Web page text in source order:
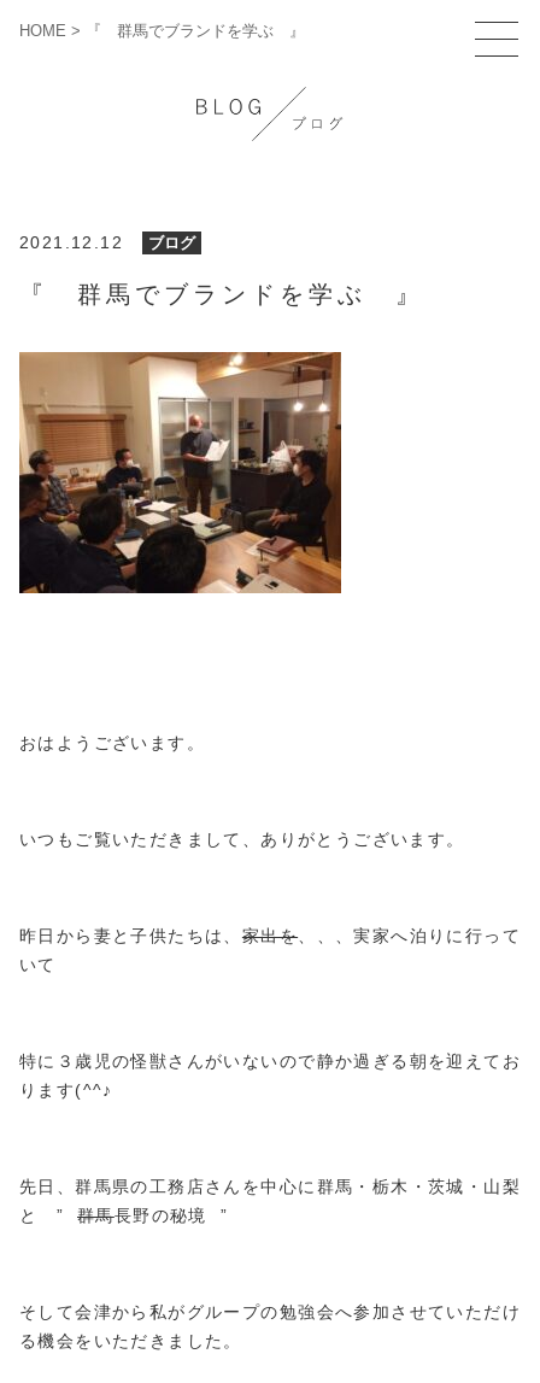
HOME > 『 群馬でブランドを学ぶ 』
2021.12.12 ブログ
『 群馬でブランドを学ぶ 』
おはようございます。
いつもご覧いただきまして、ありがとうございます。
昨日から妻と子供たちは、 家出を、、、実家へ泊りに行って
いて
特に３歳児の怪獣さんがいないので静か過ぎる朝を迎えてお
ります(^^♪
先日、群馬県の工務店さんを中心に群馬・栃木・茨城・山梨
と ” 群馬長野の秘境 ”
そして会津から私がグループの勉強会へ参加させていただけ
る機会をいただきました。